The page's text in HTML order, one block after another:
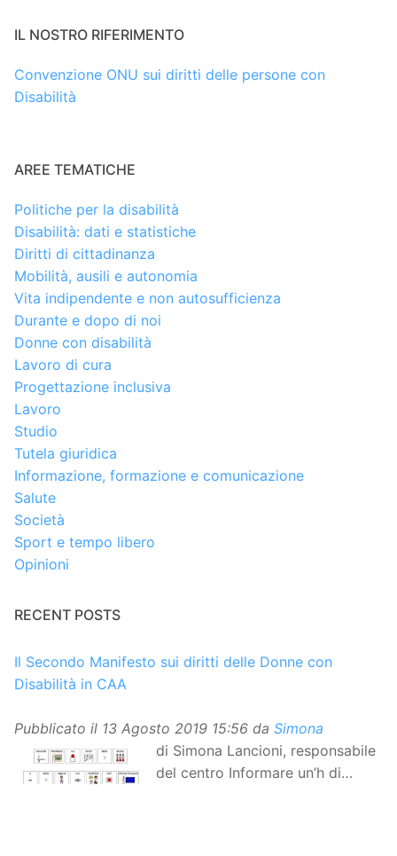
IL NOSTRO RIFERIMENTO
Convenzione ONU sui diritti delle persone con
Disabilità
AREE TEMATICHE
Politiche per la disabilità
Disabilità: dati e statistiche
Diritti di cittadinanza
Mobilità, ausili e autonomia
Vita indipendente e non autosufficienza
Durante e dopo di noi
Donne con disabilità
Lavoro di cura
Progettazione inclusiva
Lavoro
Studio
Tutela giuridica
Informazione, formazione e comunicazione
Salute
Società
Sport e tempo libero
Opinioni
RECENT POSTS
Il Secondo Manifesto sui diritti delle Donne con
Disabilità in CAA
Pubblicato il 13 Agosto 2019 15:56 da Simona
di Simona Lancioni, responsabile
del centro Informare un’h di